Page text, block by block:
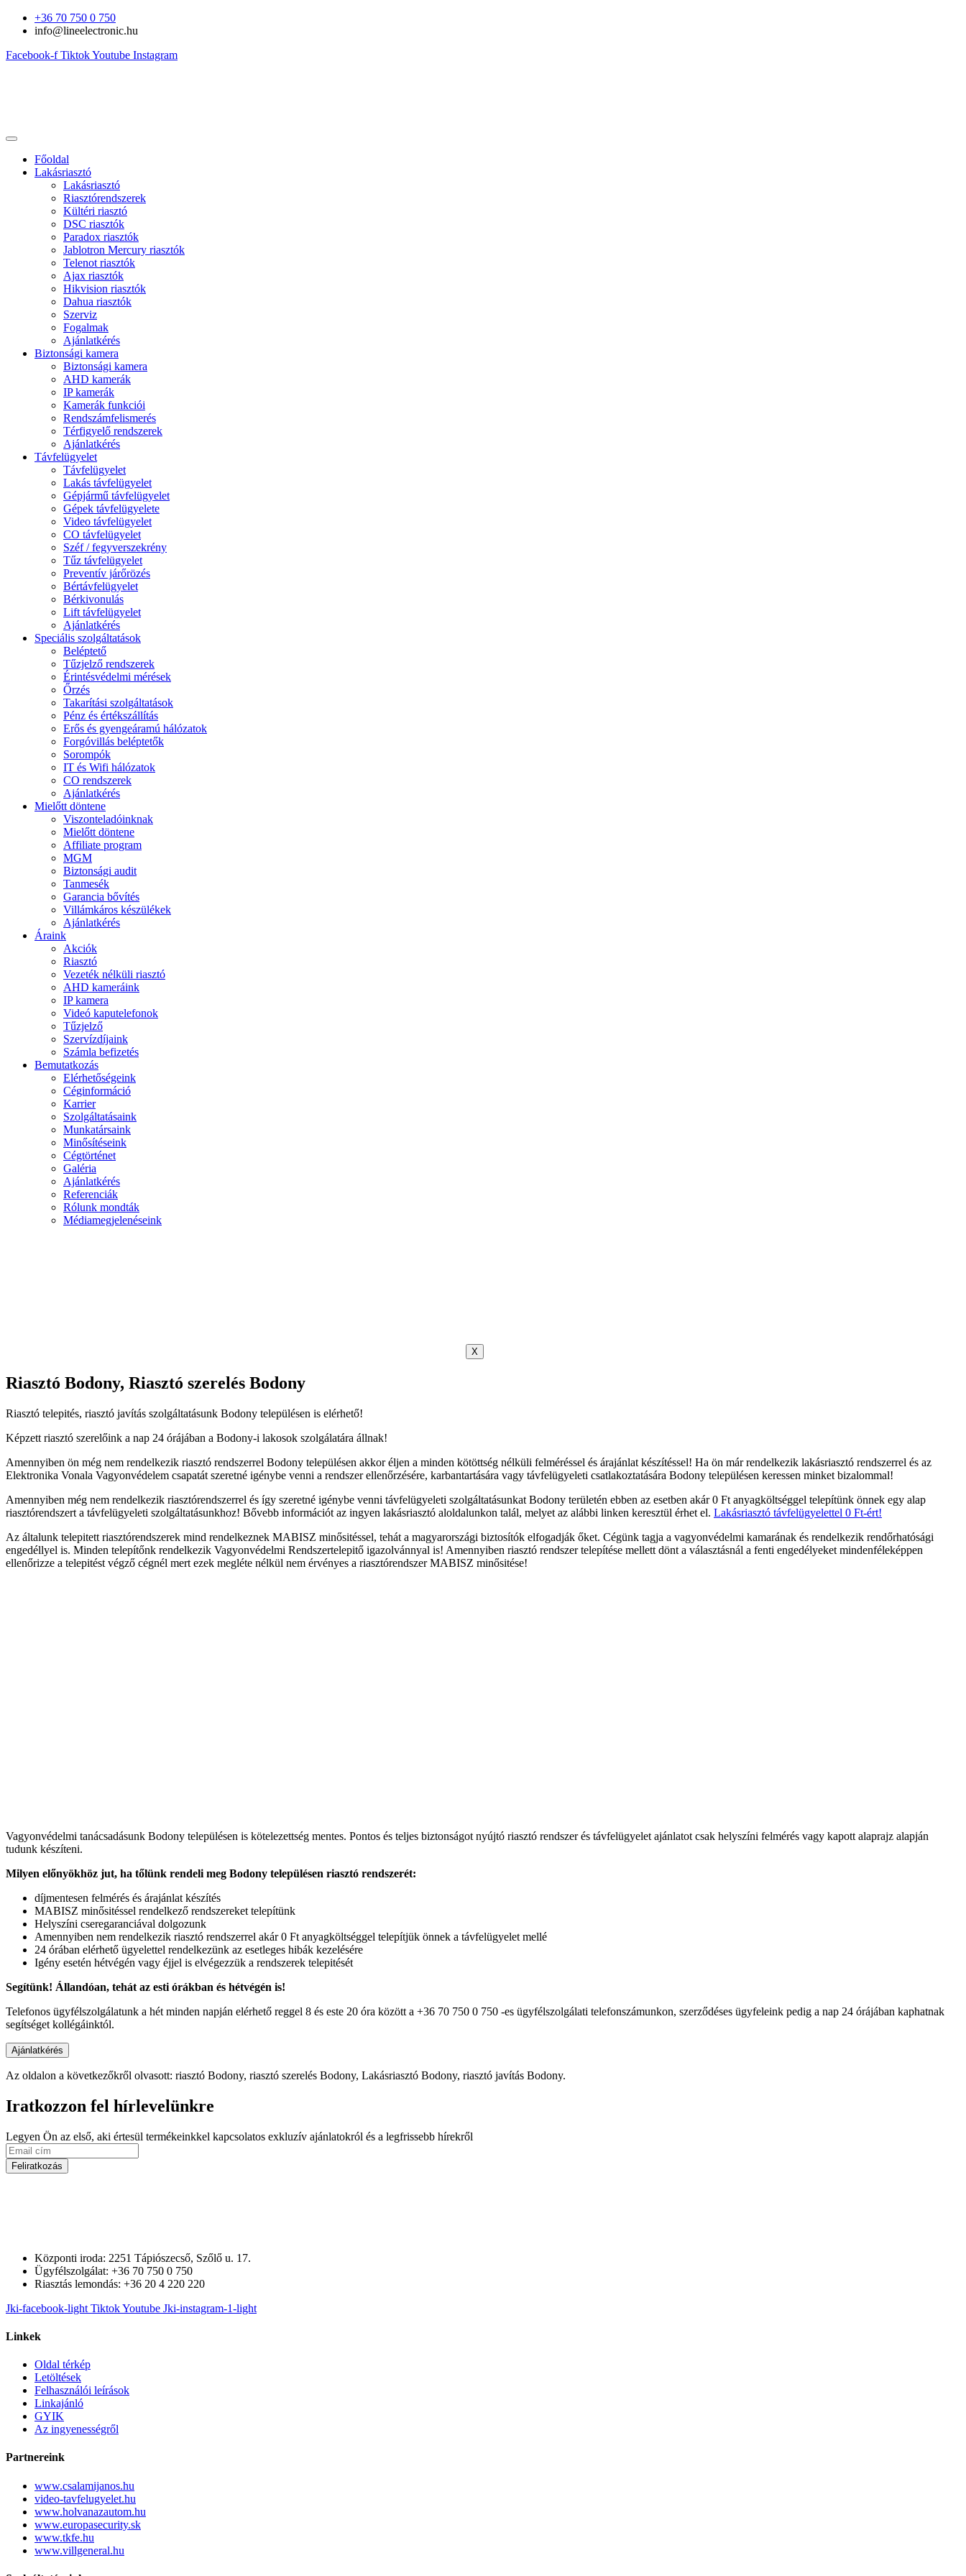
Ugrás
+36 70 750 0 750
info@lineelectronic.hu
Facebook-f TiktokYoutube Instagram
Főoldal
Lakásriasztó
Lakásriasztó
Riasztórendszerek
Kültéri riasztó
DSC riasztók
Paradox riasztók
Jablotron Mercury riasztók
Telenot riasztók
Ajax riasztók
Hikvision riasztók
Dahua riasztók
Szerviz
Fogalmak
Ajánlatkérés
Biztonsági kamera
Biztonsági kamera
AHD kamerák
IP kamerák
Kamerák funkciói
Rendszámfelismerés
Térfigyelő rendszerek
Ajánlatkérés
Távfelügyelet
Távfelügyelet
Lakás távfelügyelet
Gépjármű távfelügyelet
Gépek távfelügyelete
Video távfelügyelet
CO távfelügyelet
Széf / fegyverszekrény
Tűz távfelügyelet
Preventív járőrözés
Bértávfelügyelet
Bérkivonulás
Lift távfelügyelet
Ajánlatkérés
Speciális szolgáltatások
Beléptető
Tűzjelző rendszerek
Érintésvédelmi mérések
Őrzés
Takarítási szolgáltatások
Pénz és értékszállítás
Erős és gyengeáramú hálózatok
Forgóvillás beléptetők
Sorompók
IT és Wifi hálózatok
CO rendszerek
Ajánlatkérés
Mielőtt döntene
Viszonteladóinknak
Mielőtt döntene
Affiliate program
MGM
Biztonsági audit
Tanmesék
Garancia bővítés
Villámkáros készülékek
Ajánlatkérés
Áraink
Akciók
Riasztó
Vezeték nélküli riasztó
AHD kameráink
IP kamera
Videó kaputelefonok
Tűzjelző
Szervízdíjaink
Számla befizetés
Bemutatkozás
Elérhetőségeink
Céginformáció
Karrier
Szolgáltatásaink
Munkatársaink
Minősítéseink
Cégtörténet
Galéria
Ajánlatkérés
Referenciák
Rólunk mondták
Médiamegjelenéseink
X
Riasztó Bodony, Riasztó szerelés Bodony
Riasztó telepités, riasztó javítás szolgáltatásunk Bodony településen is elérhető!
Képzett riasztó szerelőink a nap 24 órájában a Bodony-i lakosok szolgálatára állnak!
Amennyiben ön még nem rendelkezik riasztó rendszerrel Bodony településen akkor éljen a minden kötöttség nélküli felméréssel és árajánlat készítéssel! Ha ön már rendelkezik lakásriasztó rendszerrel és az
Elektronika Vonala Vagyonvédelem csapatát szeretné igénybe venni a rendszer ellenőrzésére, karbantartására vagy távfelügyeleti csatlakoztatására Bodony településen keressen minket bizalommal!
Amennyiben még nem rendelkezik riasztórendszerrel és így szeretné igénybe venni távfelügyeleti szolgáltatásunkat Bodony területén ebben az esetben akár 0 Ft anyagköltséggel telepítünk önnek egy alap
riasztórendszert a távfelügyeleti szolgáltatásunkhoz! Bővebb információt az ingyen lakásriasztó aloldalunkon talál, melyet az alábbi linken keresztül érhet el. Lakásriasztó távfelügyelettel 0 Ft-ért!
Az általunk telepitett riasztórendszerek mind rendelkeznek MABISZ minősitéssel, tehát a magyarországi biztosítók elfogadják őket. Cégünk tagja a vagyonvédelmi kamarának és rendelkezik rendőrhatósági
engedéllyel is. Minden telepítőnk rendelkezik Vagyonvédelmi Rendszertelepitő igazolvánnyal is! Amennyiben riasztó rendszer telepítése mellett dönt a választásnál a fenti engedélyeket mindenféleképpen
ellenőrizze a telepitést végző cégnél mert ezek megléte nélkül nem érvényes a riasztórendszer MABISZ minősitése!
Vagyonvédelmi tanácsadásunk Bodony településen is kötelezettség mentes. Pontos és teljes biztonságot nyújtó riasztó rendszer és távfelügyelet ajánlatot csak helyszíni felmérés vagy kapott alaprajz alapján
tudunk készíteni.
Milyen előnyökhöz jut, ha tőlünk rendeli meg Bodony településen riasztó rendszerét:
díjmentesen felmérés és árajánlat készítés
MABISZ minősitéssel rendelkező rendszereket telepítünk
Helyszíni cseregaranciával dolgozunk
Amennyiben nem rendelkezik riasztó rendszerrel akár 0 Ft anyagköltséggel telepítjük önnek a távfelügyelet mellé
24 órában elérhető ügyelettel rendelkezünk az esetleges hibák kezelésére
Igény esetén hétvégén vagy éjjel is elvégezzük a rendszerek telepitését
Segítünk! Állandóan, tehát az esti órákban és hétvégén is!
Telefonos ügyfélszolgálatunk a hét minden napján elérhető reggel 8 és este 20 óra között a +36 70 750 0 750 -es ügyfélszolgálati telefonszámunkon, szerződéses ügyfeleink pedig a nap 24 órájában kaphatnak
segítséget kollégáinktól.
Az oldalon a következőkről olvasott: riasztó Bodony, riasztó szerelés Bodony, Lakásriasztó Bodony, riasztó javítás Bodony.
Iratkozzon fel hírlevelünkre
Legyen Ön az első, aki értesül termékeinkkel kapcsolatos exkluzív ajánlatokról és a legfrissebb hírekről
Feliratkozás
Központi iroda: 2251 Tápiószecső, Szőlő u. 17.
Ügyfélszolgálat: +36 70 750 0 750
Riasztás lemondás: +36 20 4 220 220
Jki-facebook-light TiktokYoutube Jki-instagram-1-light
Linkek
Oldal térkép
Letöltések
Felhasználói leírások
Linkajánló
GYIK
Az ingyenességről
Partnereink
www.csalamijanos.hu
video-tavfelugyelet.hu
www.holvanazautom.hu
www.europasecurity.sk
www.tkfe.hu
www.villgeneral.hu